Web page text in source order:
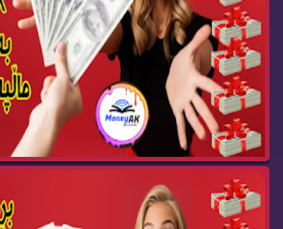
Money AK Gift BOX 92